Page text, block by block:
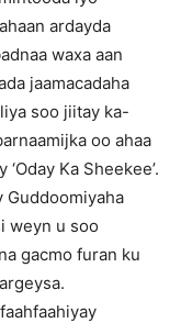
ardayda
waxa aan
jaamacadaha
soo jiitay ka-
oo ahaa
Ka Sheekee’.
Guddoomiyaha
weyn u soo
gacmo furan ku